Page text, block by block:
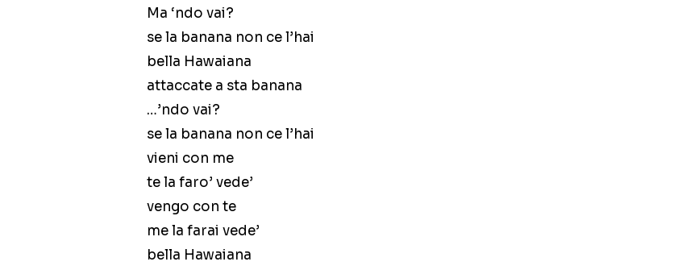
Ma ‘ndo vai?
se la banana non ce l’hai
bella Hawaiana
attaccate a sta banana
…’ndo vai?
se la banana non ce l’hai
vieni con me
te la faro’ vede’
vengo con te
me la farai vede’
bella Hawaiana